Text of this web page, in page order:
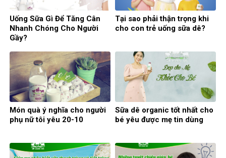
Uống Sữa Gì Để Tăng Cân
Nhanh Chóng Cho Người
Gầy?
Tại sao phải thận trọng khi
cho con trẻ uống sữa dê?
Món quà ý nghĩa cho người
phụ nữ tôi yêu 20-10
Sữa dê organic tốt nhất cho
bé yêu được mẹ tin dùng